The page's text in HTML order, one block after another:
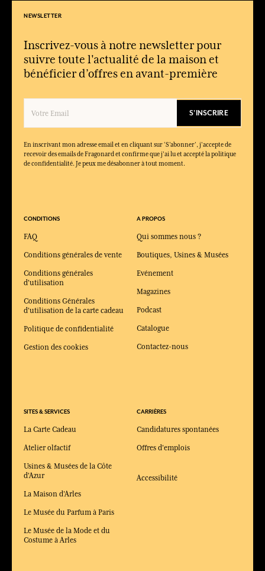
Quels produits composent la collection Homme Élégant ?
La collection comprend une eau de toilette et un gel douche
parfumé.
NEWSLETTER
Inscrivez-vous à notre newsletter pour
suivre toute l'actualité de la maison et
bénéficier d’offres en avant-première
S'INSCRIRE
En inscrivant mon adresse email et en cliquant sur ‘S’abonner’, j'accepte de
recevoir des emails de Fragonard et confirme que j'ai lu et accepté la politique
de confidentialité. Je peux me désabonner à tout moment.
CONDITIONS
FAQ
Conditions générales de vente
Conditions générales
d'utilisation
Conditions Générales
d'utilisation de la carte cadeau
Politique de confidentialité
Gestion des cookies
SITES & SERVICES
La Carte Cadeau
Atelier olfactif
Usines & Musées de la Côte
d'Azur
La Maison d'Arles
Le Musée du Parfum à Paris
Le Musée de la Mode et du
Costume à Arles
A PROPOS
Qui sommes nous ?
Boutiques, Usines & Musées
Evénement
Magazines
Podcast
Catalogue
Contactez-nous
CARRIÈRES
Candidatures spontanées
Offres d'emplois
Accessibilité